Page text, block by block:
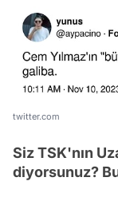
twitter.com
Siz TSK'nın
diyorsunuz?